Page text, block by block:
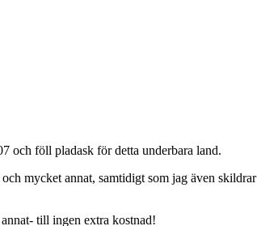
och föll pladask för detta underbara land.
mycket annat, samtidigt som jag även
till ingen extra kostnad!